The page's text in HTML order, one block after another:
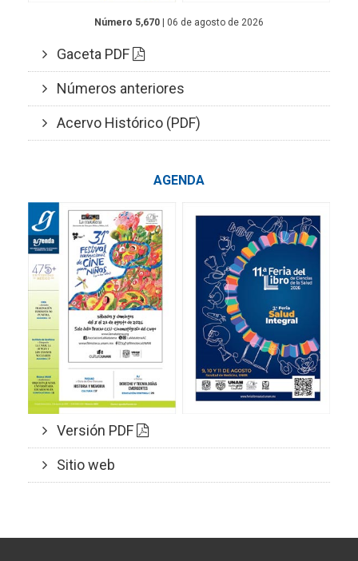
Número 5,670 | 06 de agosto de 2026
Gaceta PDF
Números anteriores
Acervo Histórico (PDF)
AGENDA
Versión PDF
Sitio web